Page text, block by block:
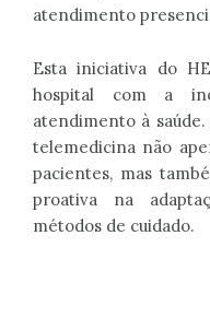
atendimento
Esta iniciativa do
hospital com a
atendimento à
telemedicina não
pacientes, mas
proativa na
métodos de cuidado.